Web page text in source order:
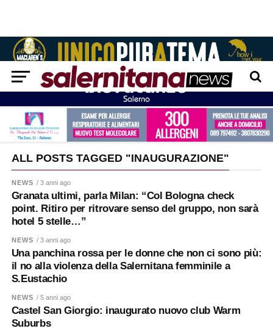
ALL POSTS TAGGED "INAUGURAZIONE"
NEWS / 3 anni ago
Granata ultimi, parla Milan: “Col Bologna check
point. Ritiro per ritrovare senso del gruppo, non sarà
hotel 5 stelle…”
NEWS / 3 anni ago
Una panchina rossa per le donne che non ci sono più:
il no alla violenza della Salernitana femminile a
S.Eustachio
NEWS / 5 anni ago
Castel San Giorgio: inaugurato nuovo club Warm
Suburbs